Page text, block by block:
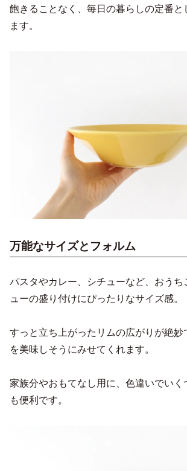
飽きることなく、毎日の暮らしの定番と
ます。
万能なサイズとフォルム
パスタやカレー、シチューなど、おうち
ューの盛り付けにぴったりなサイズ感。
すっと立ち上がったリムの広がりが絶妙
を美味しそうにみせてくれます。
家族分やおもてなし用に、色違いでいく
も便利です。